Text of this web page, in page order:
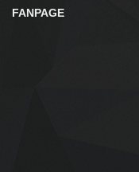
FANPAGE